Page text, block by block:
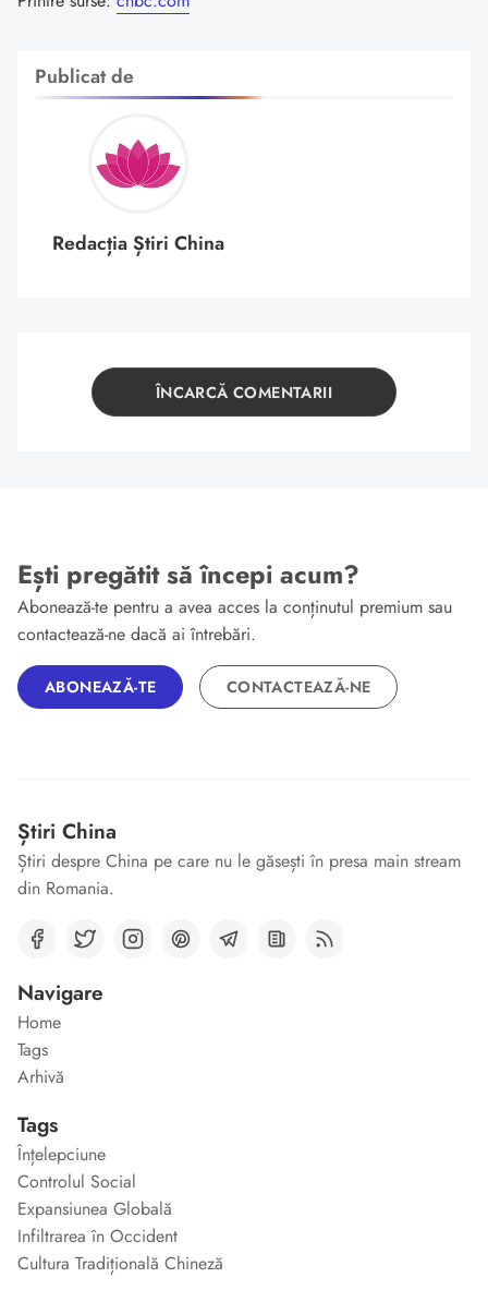
Publicat de
Redacția Știri China
ÎNCARCĂ COMENTARII
Ești pregătit să începi acum?
Abonează-te pentru a avea acces la conținutul premium sau
contactează-ne dacă ai întrebări.
ABONEAZĂ-TE CONTACTEAZĂ-NE
Știri China
Știri despre China pe care nu le găsești în presa main stream
din Romania.
Navigare
Home
Tags
Arhivă
Tags
Înțelepciune
Controlul Social
Expansiunea Globală
Infiltrarea în Occident
Cultura Tradițională Chineză